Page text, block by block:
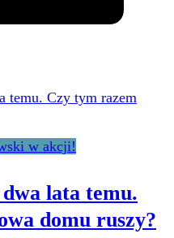
w akcji!
dwa lata temu.
domu ruszy?